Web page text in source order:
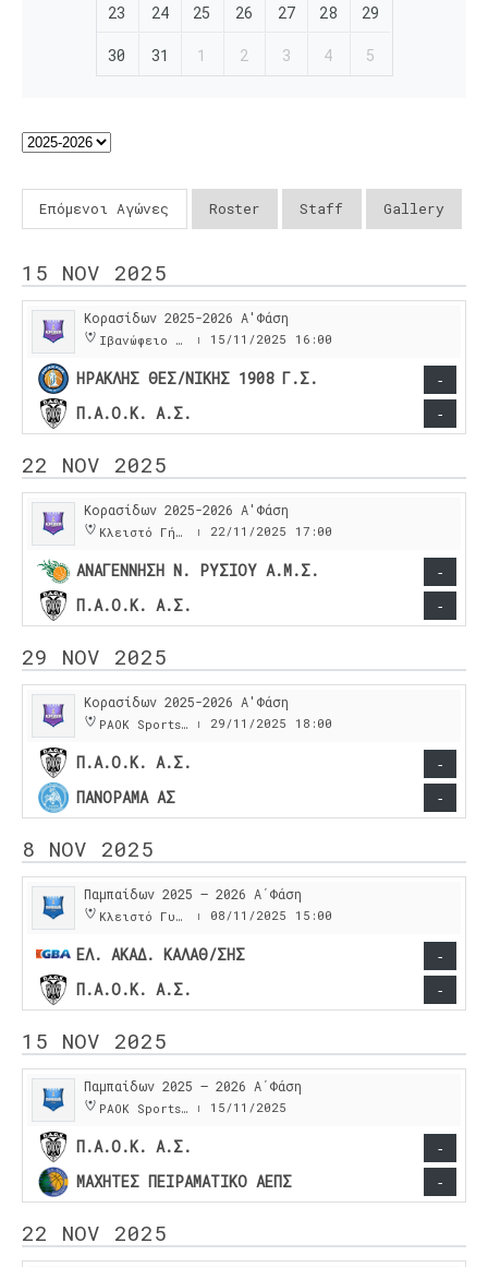
23 24 25 26 27 28 29
30 31 1 2 3 4 5
Επόμενοι Αγώνες Roster Staff Gallery
15 NOV 2025
Κορασίδων 2025-2026 Α'Φάση
Ιβανώφειο Κλειστό Γυμναστήριο | 15/11/2025 16:00
ΗΡΑΚΛΗΣ ΘΕΣ/ΝΙΚΗΣ 1908 Γ.Σ. -
Π.Α.Ο.Κ. Α.Σ. -
22 NOV 2025
Κορασίδων 2025-2026 Α'Φάση
Κλειστό Γήπεδο Νέου Ρυσιου | 22/11/2025 17:00
ΑΝΑΓΕΝΝΗΣΗ Ν. ΡΥΣΙΟΥ Α.Μ.Σ. -
Π.Α.Ο.Κ. Α.Σ. -
29 NOV 2025
Κορασίδων 2025-2026 Α'Φάση
PAOK Sports Arena | 29/11/2025 18:00
Π.Α.Ο.Κ. Α.Σ. -
ΠΑΝΟΡΑΜΑ ΑΣ -
8 NOV 2025
Παμπαίδων 2025 – 2026 Α΄Φάση
Κλειστό Γυμναστήριο Κλεάνθους | 08/11/2025 15:00
ΕΛ. ΑΚΑΔ. ΚΑΛΑΘ/ΣΗΣ -
Π.Α.Ο.Κ. Α.Σ. -
15 NOV 2025
Παμπαίδων 2025 – 2026 Α΄Φάση
PAOK Sports Arena | 15/11/2025
Π.Α.Ο.Κ. Α.Σ. -
ΜΑΧΗΤΕΣ ΠΕΙΡΑΜΑΤΙΚΟ ΑΕΠΣ -
22 NOV 2025